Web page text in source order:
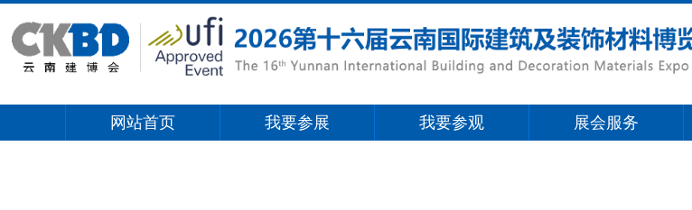
网站首页 我要参展 我要参观 展会服务